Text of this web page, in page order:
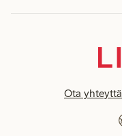
Ota yhteyttä